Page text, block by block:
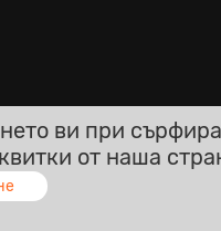
такси!
ви при
от наша